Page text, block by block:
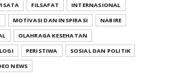
FILSAFAT
INTERNASIONAL
MOTIVASI DAN INSPIRASI
NABIRE
OLAHRAGA KESEHATAN
PERISTIWA
SOSIAL DAN POLITIK
NEWS